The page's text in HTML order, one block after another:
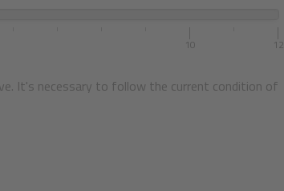
10 12
It's necessary to follow the current condition of